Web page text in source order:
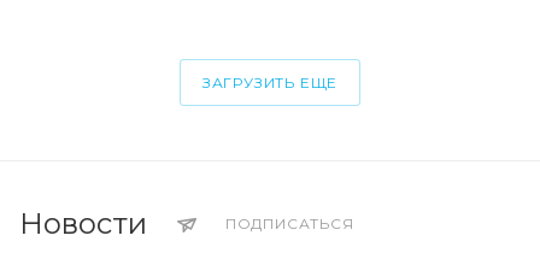
ЗАГРУЗИТЬ ЕЩЕ
Новости ПОДПИСАТЬСЯ